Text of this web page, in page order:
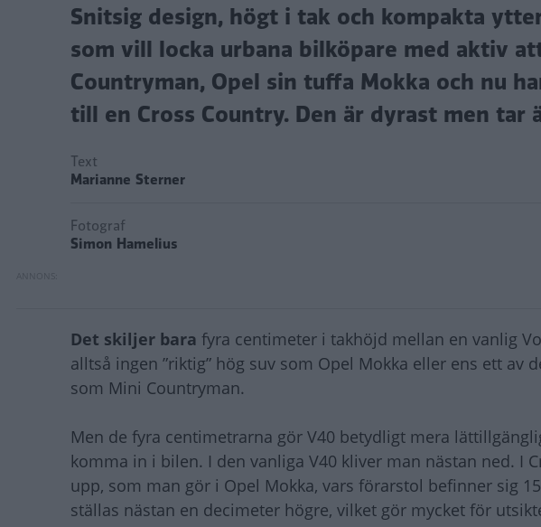
Snitsig design, högt i tak och kompakta
som vill locka urbana bilköpare med aktiv
Countryman, Opel sin tuffa Mokka och nu
till en Cross Country. Den är dyrast men tar
Text
Marianne Sterner
Fotograf
Simon Hamelius
Det skiljer bara fyra centimeter i takhöjd mellan en vanlig
alltså ingen ”riktig” hög suv som Opel Mokka eller ens ett av
som Mini Countryman.
Men de fyra centimetrarna gör V40 betydligt mera
komma in i bilen. I den vanliga V40 kliver man nästan ned. I
upp, som man gör i Opel Mokka, vars förarstol befinner sig
ställas nästan en decimeter högre, vilket gör mycket för